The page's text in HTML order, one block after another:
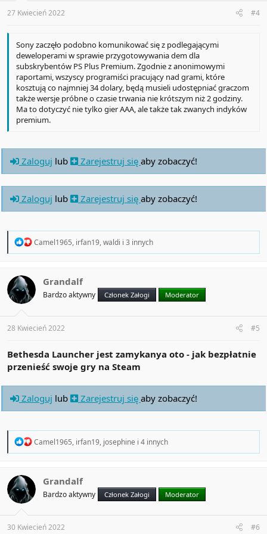
s
:
27 Kwiecień 2022 #4
Sony zaczęło podobno komunikować się z podlegającymi
deweloperami w sprawie przygotowywania dem dla
subskrybentów PS Plus Premium. Zgodnie z anonimowymi
raportami, wszyscy programiści pracujący nad grami, które
kosztują co najmniej 34 dolary, będą musieli udostępniać graczom
także wersje próbne o czasie trwania nie krótszym niż 2 godziny.
Ma to dotyczyć nie tylko gier AAA, ale także tak zwanych indyków
premium.
Zaloguj lub Zarejestruj się aby zobaczyć!
Zaloguj lub Zarejestruj się aby zobaczyć!
R
i
o
s
:
Camel1965, irfan19,waldi i 3 innych
Grandalf
Bardzo aktywny Członek Załogi Moderator
28 Kwiecień 2022 #5
Bethesda Launcher jest zamykanya oto - jak bezpłatnie
przenieść swoje gry na Steam
Zaloguj lub Zarejestruj się aby zobaczyć!
R
i
o
s
:
Camel1965, irfan19, josephine i 4 innych
Grandalf
Bardzo aktywny Członek Załogi Moderator
30 Kwiecień 2022 #6